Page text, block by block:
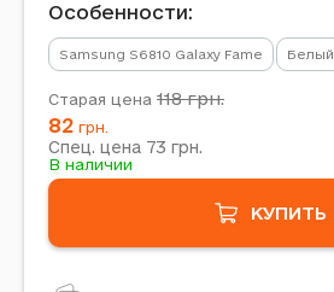
Особенности:
Samsung S6810 Galaxy Fame Белый
Старая цена 118грн.
82 грн.
Спец. цена 73 грн.
В наличии
КУПИТЬ